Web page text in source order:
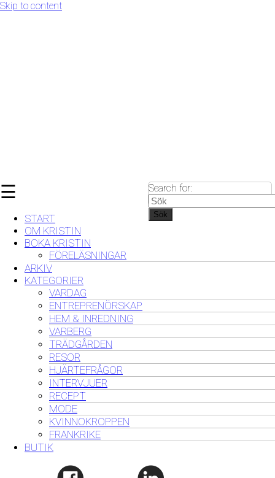
Skip to content
☰
START
OM KRISTIN
BOKA KRISTIN
FÖRELÄSNINGAR
ARKIV
KATEGORIER
VARDAG
ENTREPRENÖRSKAP
HEM & INREDNING
VARBERG
TRÄDGÅRDEN
RESOR
HJÄRTEFRÅGOR
INTERVJUER
RECEPT
MODE
KVINNOKROPPEN
FRANKRIKE
BUTIK
Search for:
Sök